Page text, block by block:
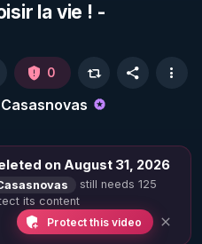
la vie ! -
0
on August 31, 2026
still needs 125
its content
Protect this video